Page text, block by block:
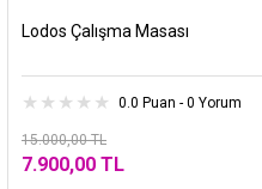
Lodos Çalışma Masası
0.0 Puan - 0 Yorum
15.000,00 TL
7.900,00 TL